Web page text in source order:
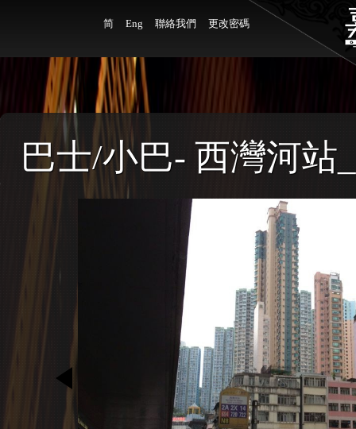
简 Eng 聯絡我們 更改密碼
巴士/小巴- 西灣河站